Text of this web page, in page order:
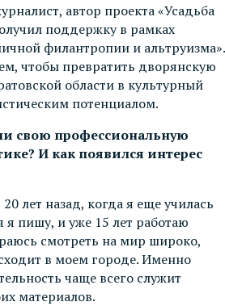
автор проекта «Усадьба
поддержку в рамках
филантропии и альтруизма».
чтобы превратить дворянскую
области в культурный
потенциалом.
свою профессиональную
И как появился интерес
лет назад, когда я еще училась
я пишу, и уже 15 лет работаю
смотреть на мир широко,
в моем городе. Именно
чаще всего служит
материалов.